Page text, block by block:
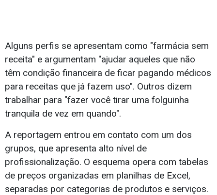
Alguns perfis se apresentam como "farmácia sem
receita" e argumentam "ajudar aqueles que não
têm condição financeira de ficar pagando médicos
para receitas que já fazem uso". Outros dizem
trabalhar para "fazer você tirar uma folguinha
tranquila de vez em quando".
A reportagem entrou em contato com um dos
grupos, que apresenta alto nível de
profissionalização. O esquema opera com tabelas
de preços organizadas em planilhas de Excel,
separadas por categorias de produtos e serviços.